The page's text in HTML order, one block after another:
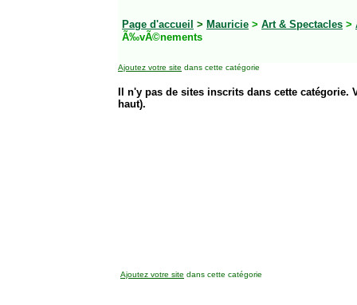
Page d'accueil > Mauricie > Art & Spectacles >
Ã‰vÃ©nements
Ajoutez votre site dans cette catégorie
Il n'y pas de sites inscrits dans cette
haut).
Ajoutez votre site dans cette catégorie